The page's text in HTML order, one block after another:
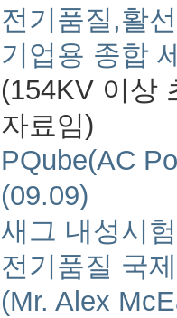
전기품질,활
기업용 종합
(154KV 이상
자료임)
PQube(AC
(09.09)
새그 내성시
전기품질 국
(Mr. Alex